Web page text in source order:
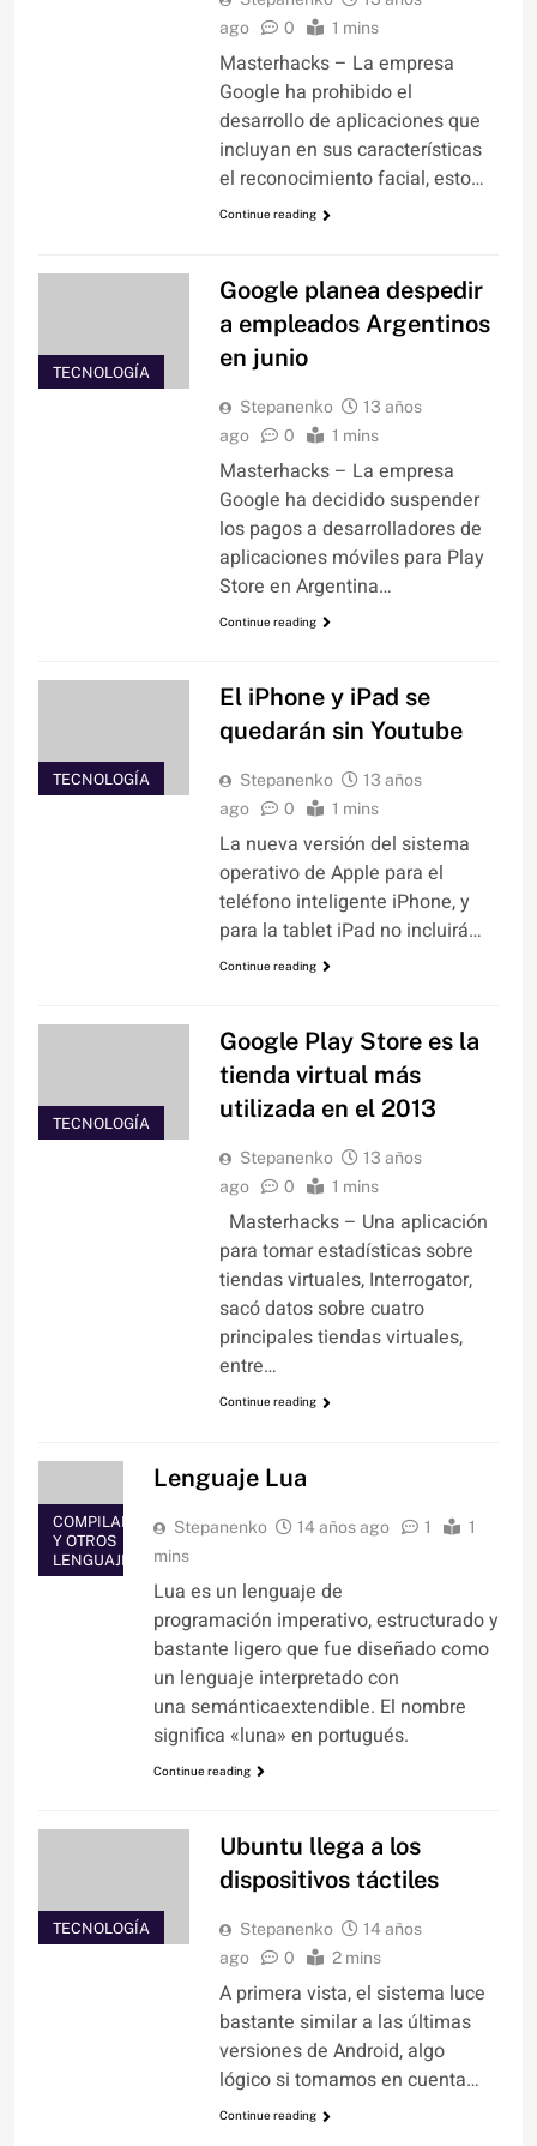
ago
0 1 mins
Masterhacks – La empresa
Google ha prohibido el
desarrollo de aplicaciones que
incluyan en sus características
el reconocimiento facial, esto…
Continue reading
TECNOLOGÍA
Google planea despedir
a empleados Argentinos
en junio
Stepanenko
13 años
ago
0 1 mins
Masterhacks – La empresa
Google ha decidido suspender
los pagos a desarrolladores de
aplicaciones móviles para Play
Store en Argentina…
Continue reading
TECNOLOGÍA
El iPhone y iPad se
quedarán sin Youtube
Stepanenko
13 años
ago
0 1 mins
La nueva versión del sistema
operativo de Apple para el
teléfono inteligente iPhone, y
para la tablet iPad no incluirá…
Continue reading
TECNOLOGÍA
Google Play Store es la
tienda virtual más
utilizada en el 2013
Stepanenko
13 años
ago
0 1 mins
Masterhacks – Una aplicación
para tomar estadísticas sobre
tiendas virtuales, Interrogator,
sacó datos sobre cuatro
principales tiendas virtuales,
entre…
Continue reading
COMPILADORES
Y OTROS
LENGUAJES
Lenguaje Lua
Stepanenko 14 años ago 1
1
mins
Lua es un lenguaje de
programación imperativo, estructurado y
bastante ligero que fue diseñado como
un lenguaje interpretado con
una semánticaextendible. El nombre
significa «luna» en portugués.
Continue reading
TECNOLOGÍA
Ubuntu llega a los
dispositivos táctiles
Stepanenko
14 años
ago
0 2 mins
A primera vista, el sistema luce
bastante similar a las últimas
versiones de Android, algo
lógico si tomamos en cuenta…
Continue reading